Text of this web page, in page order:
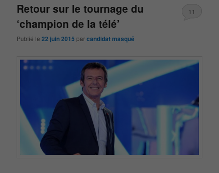
Retour sur le tournage du
‘champion de la télé’
Publié le22 juin 2015 parcandidat masqué
11